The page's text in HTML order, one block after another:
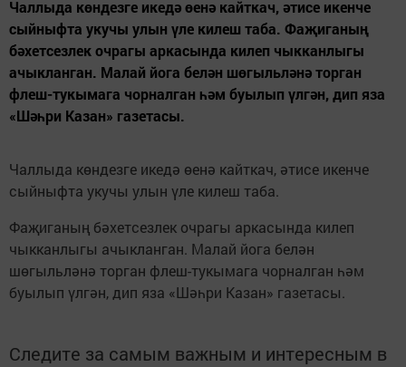
Чаллыда көндезге икедә өенә кайткач, әтисе икенче
сыйныфта укучы улын үле килеш таба. Фаҗиганың
бәхетсезлек очрагы аркасында килеп чыкканлыгы
ачыкланган. Малай йога белән шөгыльләнә торган
флеш-тукымага чорналган һәм буылып үлгән, дип яза
«Шәһри Казан» газетасы.
Чаллыда көндезге икедә өенә кайткач, әтисе икенче
сыйныфта укучы улын үле килеш таба.
Фаҗиганың бәхетсезлек очрагы аркасында килеп
чыкканлыгы ачыкланган. Малай йога белән
шөгыльләнә торган флеш-тукымага чорналган һәм
буылып үлгән, дип яза «Шәһри Казан» газетасы.
Следите за самым важным и интересным в